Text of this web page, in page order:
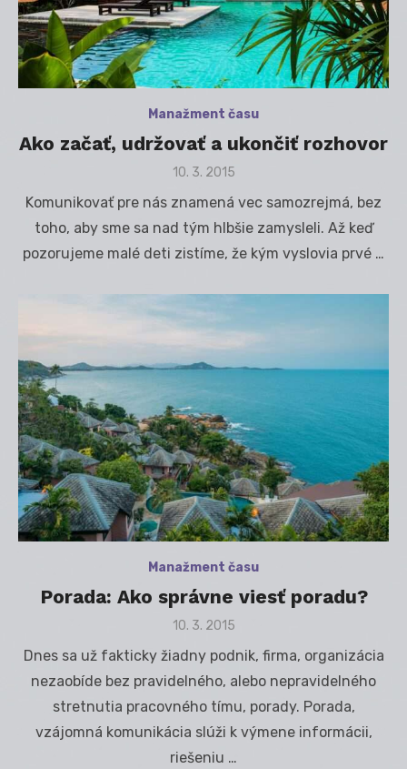
Manažment času
Ako začať, udržovať a ukončiť rozhovor
Posted
10. 3. 2015
Komunikovať pre nás znamená vec samozrejmá, bez
toho, aby sme sa nad tým hlbšie zamysleli. Až keď
pozorujeme malé deti zistíme, že kým vyslovia prvé …
Manažment času
Porada: Ako správne viesť poradu?
Posted
10. 3. 2015
Dnes sa už fakticky žiadny podnik, firma, organizácia
nezaobíde bez pravidelného, alebo nepravidelného
stretnutia pracovného tímu, porady. Porada,
vzájomná komunikácia slúži k výmene informácii,
riešeniu …